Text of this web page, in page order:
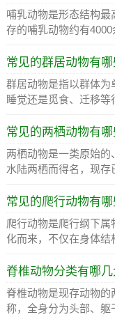
哺乳动物是形态结构
存的哺乳动物约有
常见的群居动物有哪
群居动物是指以群体为
睡觉还是觅食、迁移等
常见的两栖动物有哪
两栖动物是一类原始
水陆两栖而得名，现存
常见的爬行动物有哪
爬行动物是爬行纲下
化而来，不仅在身体结
脊椎动物分类有哪几
脊椎动物是现存动物
称，全身分为头部、躯